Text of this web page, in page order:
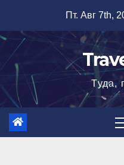
содержимому
Пт. Авг 7th,
Туда,